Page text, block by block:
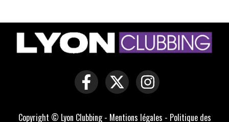
Copyright © Lyon Clubbing - Mentions légales - Politique des